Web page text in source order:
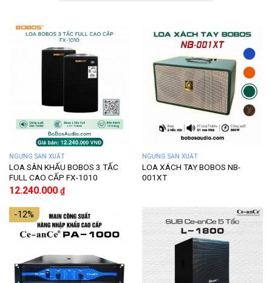
NGƯNG SẢN XUẤT
LOA SÂN KHẤU BOBOS 3 TẤC
FULL CAO CẤP FX-1010
12.240.000 ₫
NGƯNG SẢN XUẤT
LOA XÁCH TAY BOBOS NB-
001XT
-12%